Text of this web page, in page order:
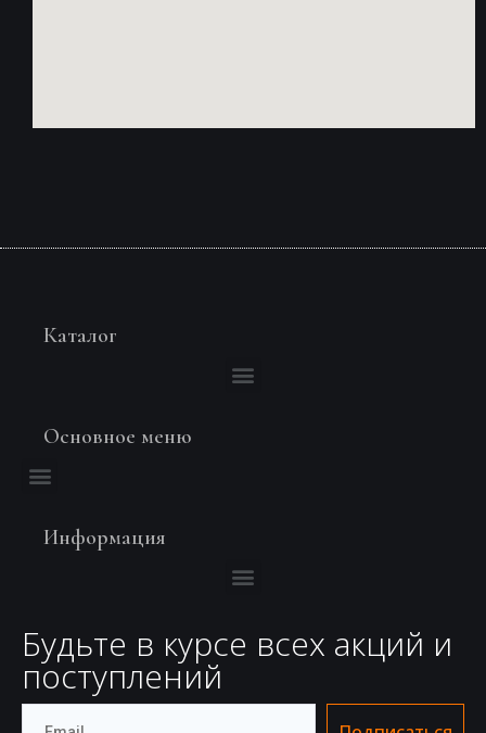
Каталог
Основное меню
Информация
Будьте в курсе всех акций и
поступлений